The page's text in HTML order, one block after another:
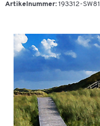
Artikelnummer: 193312-SW81